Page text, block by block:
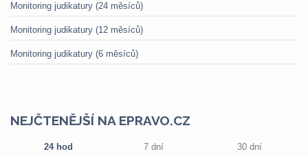
Monitoring judikatury (24 měsíců)
Monitoring judikatury (12 měsíců)
Monitoring judikatury (6 měsíců)
NEJČTENĚJŠÍ NA EPRAVO.CZ
24 hod 7 dní 30 dní